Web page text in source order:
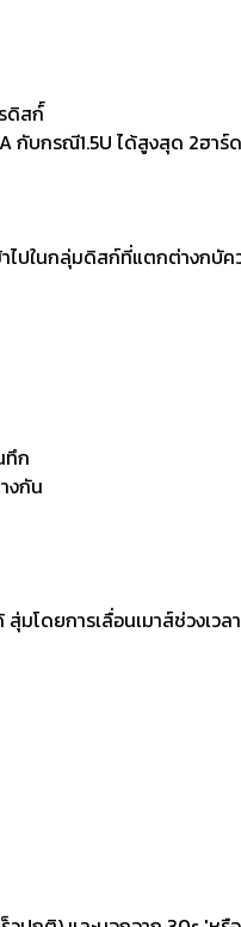
ดิสก์์
บกรณี1.5U ได้สูงสุด 2ฮาร์
ไปในกลุ่มดิสก์ที่แตกต่างก
ทึก
งกัน
มโดยการเลื่อนเมาส์ช่วงเว